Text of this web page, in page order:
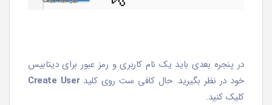
در پنجره بعدی باید یک نام کاربری و رمز عبور برای دیتابیس
خود در نظر بگیرید. حال کافی ست روی کلیدCreate User
کلیک کنید.